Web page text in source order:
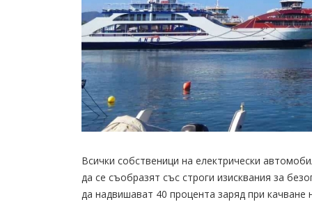
Всички собственици на електрически
да се съобразят със строги изисквания за
да надвишават 40 процента заряд при